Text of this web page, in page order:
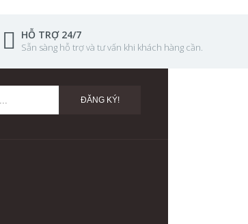
HỖ TRỢ 24/7
Sẵn sàng hỗ trợ và tư vấn khi khách hàng cần.
ĐĂNG KÝ!